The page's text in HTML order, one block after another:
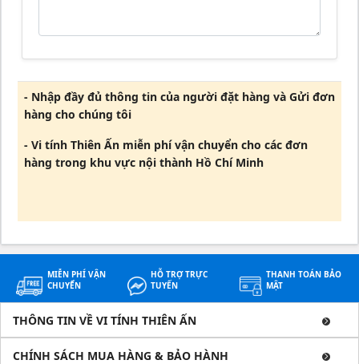
- Nhập đầy đủ thông tin của người đặt hàng và Gửi đơn
hàng cho chúng tôi
- Vi tính Thiên Ấn miễn phí vận chuyển cho các đơn
hàng trong khu vực nội thành Hồ Chí Minh
MIỄN PHÍ VẬN
CHUYỂN
HỖ TRỢ TRỰC
TUYẾN
THANH TOÁN BẢO
MẬT
THÔNG TIN VỀ VI TÍNH THIÊN ẤN
CHÍNH SÁCH MUA HÀNG & BẢO HÀNH